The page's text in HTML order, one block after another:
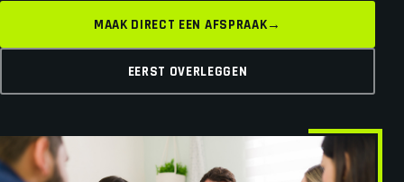
MAAK DIRECT EEN AFSPRAAK→
EERST OVERLEGGEN